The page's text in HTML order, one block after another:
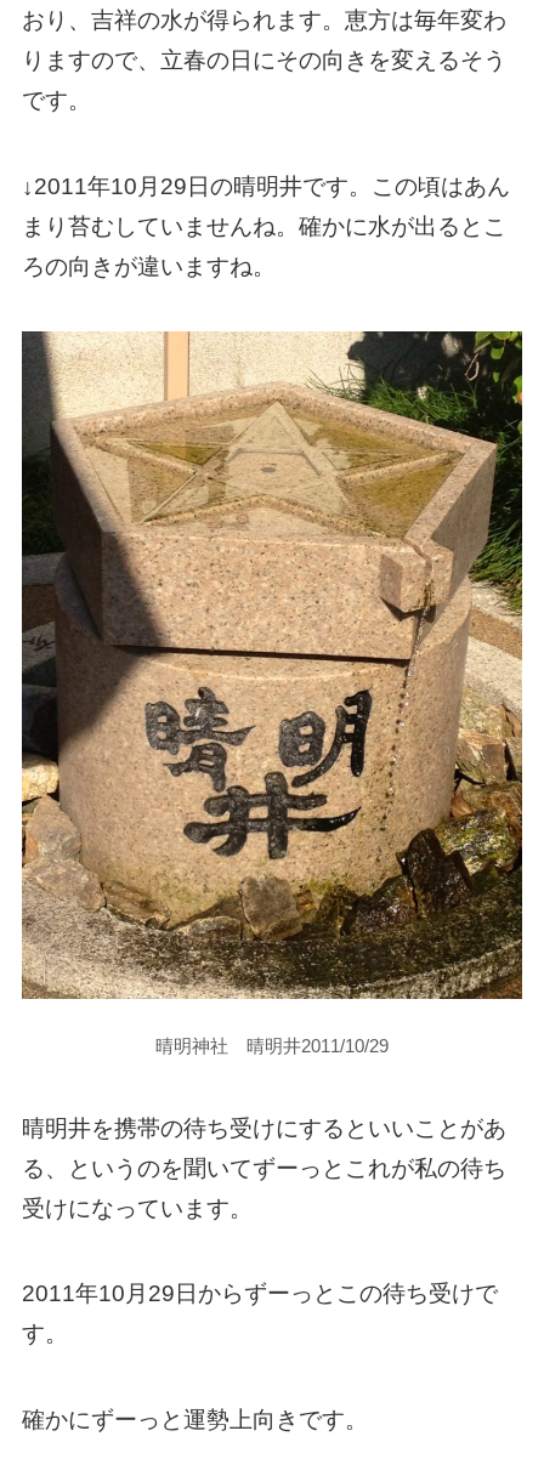
おり、吉祥の水が得られます。恵方は毎年変わ
りますので、立春の日にその向きを変えるそう
です。
↓2011年10月29日の晴明井です。この頃はあん
まり苔むしていませんね。確かに水が出るとこ
ろの向きが違いますね。
晴明神社 晴明井2011/10/29
晴明井を携帯の待ち受けにするといいことがあ
る、というのを聞いてずーっとこれが私の待ち
受けになっています。
2011年10月29日からずーっとこの待ち受けで
す。
確かにずーっと運勢上向きです。